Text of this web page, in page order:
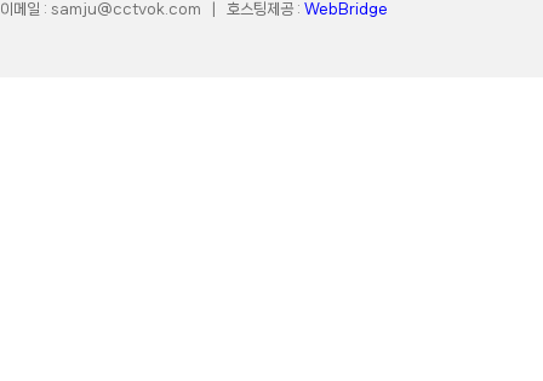
이메일 : samju@cctvok.com | 호스팅제공 : WebBridge